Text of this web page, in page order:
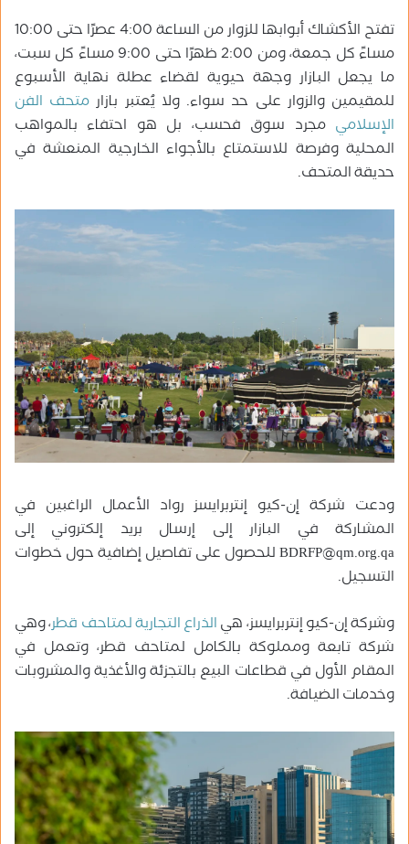
تفتح الأكشاك أبوابها للزوار من الساعة 4:00 عصرًا حتى 10:00
مساءً كل جمعة، ومن 2:00 ظهرًا حتى 9:00 مساءً كل سبت،
ما يجعل البازار وجهة حيوية لقضاء عطلة نهاية الأسبوع
للمقيمين والزوار على حد سواء. ولا يُعتبر بازار متحف الفن
الإسلامي مجرد سوق فحسب، بل هو احتفاء بالمواهب
المحلية وفرصة للاستمتاع بالأجواء الخارجية المنعشة في
حديقة المتحف.
ودعت شركة إن-كيو إنتربرايسز رواد الأعمال الراغبين في
المشاركة في البازار إلى إرسال بريد إلكتروني إلى
BDRFP@qm.org.qa للحصول على تفاصيل إضافية حول خطوات
التسجيل.
وشركة إن-كيو إنتربرايسز، هيالذراع التجارية لمتاحف قطر، وهي
شركة تابعة ومملوكة بالكامل لمتاحف قطر، وتعمل في
المقام الأول في قطاعات البيع بالتجزئة والأغذية والمشروبات
وخدمات الضيافة.